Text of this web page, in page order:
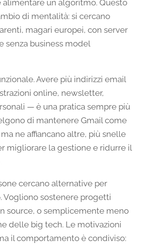
un algoritmo. Questo
di mentalità: si cercano
magari europei, con server
senza business model
Avere più indirizzi email
online, newsletter,
— è una pratica sempre più
di mantenere Gmail come
ne affiancano altre, più snelle
migliorare la gestione e ridurre il
cercano alternative per
Vogliono sostenere progetti
source, o semplicemente meno
delle big tech. Le motivazioni
il comportamento è condiviso: